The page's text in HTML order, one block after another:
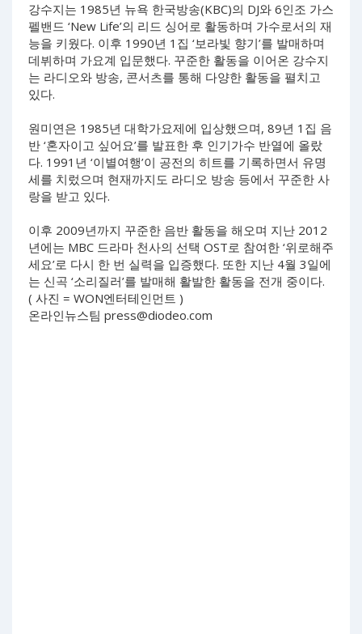
강수지는 1985년 뉴욕 한국방송(KBC)의 DJ와 6인조 가스
펠밴드 ‘New Life’의 리드 싱어로 활동하며 가수로서의 재
능을 키웠다. 이후 1990년 1집 ‘보라빛 향기’를 발매하며
데뷔하며 가요계 입문했다. 꾸준한 활동을 이어온 강수지
는 라디오와 방송, 콘서츠를 통해 다양한 활동을 펼치고
있다.
원미연은 1985년 대학가요제에 입상했으며, 89년 1집 음
반 ‘혼자이고 싶어요’를 발표한 후 인기가수 반열에 올랐
다. 1991년 ‘이별여행’이 공전의 히트를 기록하면서 유명
세를 치렀으며 현재까지도 라디오 방송 등에서 꾸준한 사
랑을 받고 있다.
이후 2009년까지 꾸준한 음반 활동을 해오며 지난 2012
년에는 MBC 드라마 천사의 선택 OST로 참여한 ‘위로해주
세요’로 다시 한 번 실력을 입증했다. 또한 지난 4월 3일에
는 신곡 ‘소리질러’를 발매해 활발한 활동을 전개 중이다.
( 사진 = WON엔터테인먼트 )
온라인뉴스팀 press@diodeo.com